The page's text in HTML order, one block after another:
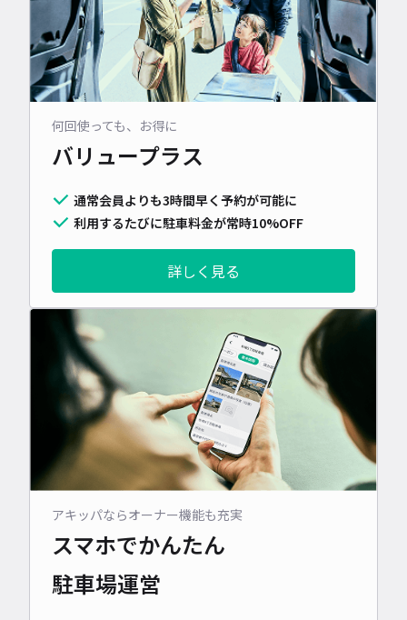
何回使っても、お得に
バリュープラス
通常会員よりも3時間早く予約が可能に
利用するたびに駐車料金が常時10%OFF
詳しく見る
アキッパならオーナー機能も充実
スマホでかんたん
駐車場運営